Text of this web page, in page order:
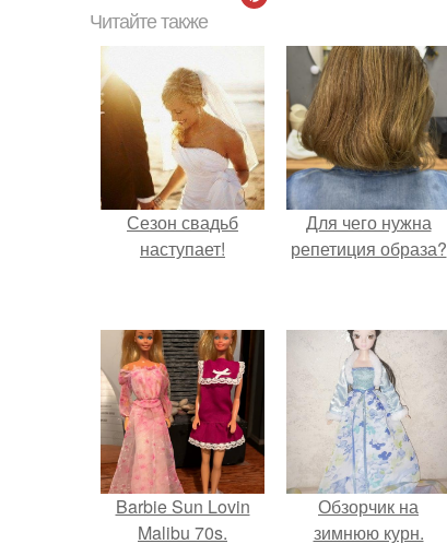
Читайте также
Сезон свадьб
наступает!
Для чего нужна
репетиция образа?
Barbie Sun Lovin
Malibu 70s.
Обзорчик на
зимнюю курн.